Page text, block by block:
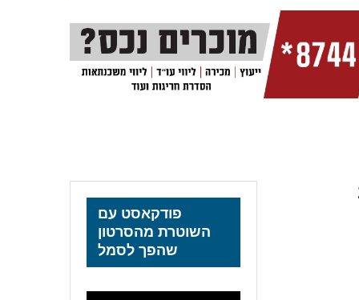
פודקאסט עם
השוטרת מהסרטון
שהפך לסמל